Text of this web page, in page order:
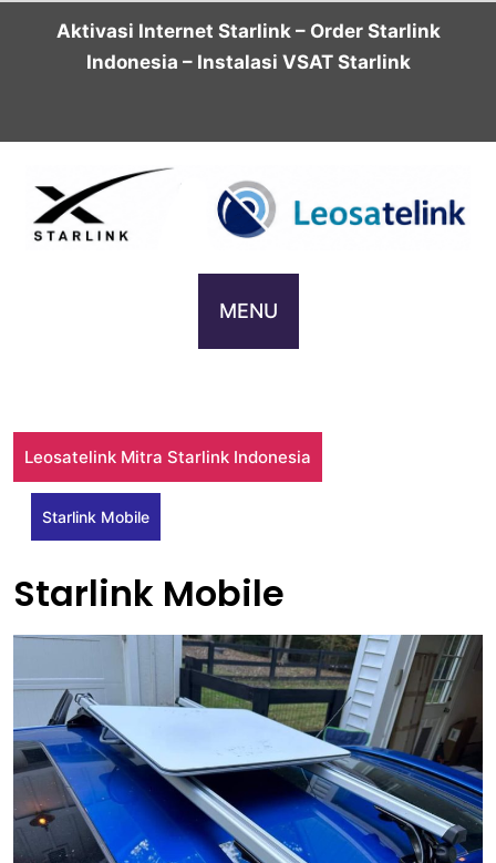
Aktivasi Internet Starlink – Order Starlink
Indonesia – Instalasi VSAT Starlink
MENU
Leosatelink Mitra Starlink Indonesia
Starlink Mobile
Starlink Mobile